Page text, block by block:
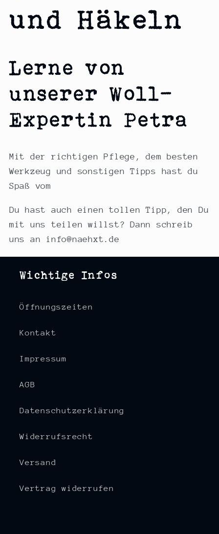
und Häkeln
Lerne von
unserer Woll-
Expertin Petra
Mit der richtigen Pflege, dem besten
Werkzeug und sonstigen Tipps hast du
Spaß vom
Du hast auch einen tollen Tipp, den Du
mit uns teilen willst? Dann schreib
uns an info@naehxt.de
Wichtige Infos
Öffnungszeiten
Kontakt
Impressum
AGB
Datenschutzerklärung
Widerrufsrecht
Versand
Vertrag widerrufen